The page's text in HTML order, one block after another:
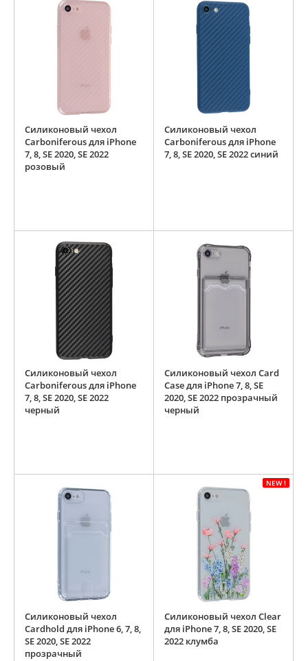
Силиконовый чехол
Carboniferous для iPhone
7, 8, SE 2020, SE 2022
розовый
Силиконовый чехол
Carboniferous для iPhone
7, 8, SE 2020, SE 2022 синий
Силиконовый чехол
Carboniferous для iPhone
7, 8, SE 2020, SE 2022
черный
Силиконовый чехол Card
Case для iPhone 7, 8, SE
2020, SE 2022 прозрачный
черный
Силиконовый чехол
Cardhold для iPhone 6, 7, 8,
SE 2020, SE 2022
прозрачный
NEW !
Силиконовый чехол Clear
для iPhone 7, 8, SE 2020, SE
2022 клумба